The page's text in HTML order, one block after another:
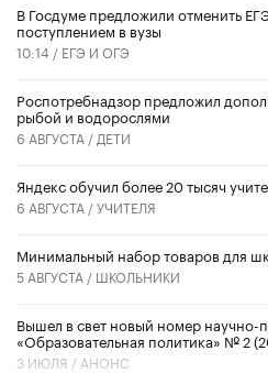
В Госдуме предложили отменить
поступлением в вузы
10:14 / ЕГЭ И ОГЭ
Роспотребнадзор предложил
рыбой и водорослями
6 АВГУСТА / ДЕТИ
​Яндекс обучил более 20 тысяч
6 АВГУСТА /УЧИТЕЛЯ
Минимальный набор товаров для
5 АВГУСТА / ШКОЛЬНИКИ
Вышел в свет новый номер научно-
«Образовательная политика» № 2
3 ИЮЛЯ / АНОНС